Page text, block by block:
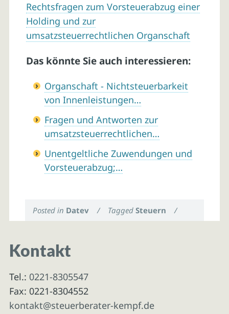
Rechtsfragen zum Vorsteuerabzug einer
Holding und zur
umsatzsteuerrechtlichen Organschaft
Das könnte Sie auch interessieren:
Organschaft - Nichtsteuerbarkeit
von Innenleistungen…
Fragen und Antworten zur
umsatzsteuerrechtlichen…
Unentgeltliche Zuwendungen und
Vorsteuerabzug;…
Posted in Datev / TaggedSteuern /
Kontakt
Tel.: 0221-8305547
Fax: 0221-8304552
kontakt@steuerberater-kempf.de